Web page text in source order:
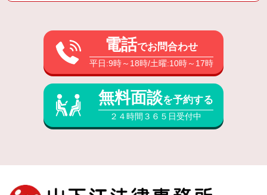
電話でお問合わせ
平日:9時～18時/土曜:10時～17時
無料面談を予約する
２４時間３６５日受付中